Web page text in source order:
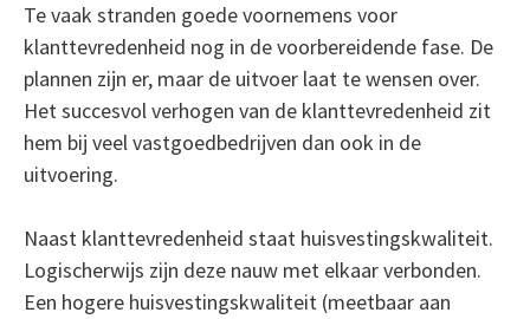
Te vaak stranden goede voornemens voor
klanttevredenheid nog in de voorbereidende fase. De
plannen zijn er, maar de uitvoer laat te wensen over.
Het succesvol verhogen van de klanttevredenheid zit
hem bij veel vastgoedbedrijven dan ook in de
uitvoering.
Naast klanttevredenheid staat huisvestingskwaliteit.
Logischerwijs zijn deze nauw met elkaar verbonden.
Een hogere huisvestingskwaliteit (meetbaar aan